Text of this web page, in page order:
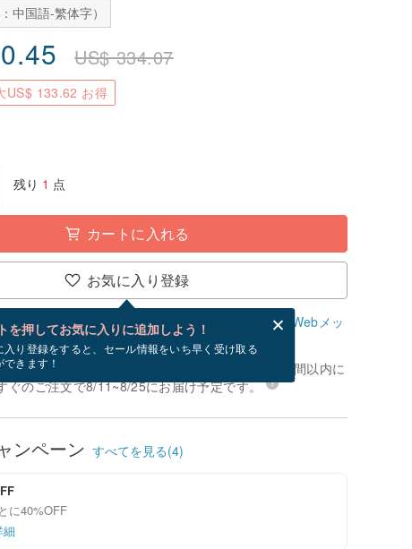
中国語-繁体字）
US$334.07
US$ 133.62 お得
残り 1 点
カートに入れる
お気に入り登録
を押してお気に入りに追加しよう！
入り登録をすると、セール情報をいち早く受け取る
できます！
無料でWebメッセージカードを作成できます。
Webメッ
？
文いただく場合、お支払いが確認でき次第、24時間以内に
ぐのご注文で8/11~8/25にお届け予定です。
ンペーン すべてを見る(4)
に40%OFF